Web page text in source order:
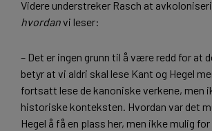
Videre understreker Rasch at
hvordanvi leser:
– Det er ingen grunn til å være redd for at
betyr at vi aldri skal lese Kant og Hegel
fortsatt lese de kanoniske verkene, men
historiske konteksten. Hvordan var det
Hegel å få en plass her, men ikke mulig